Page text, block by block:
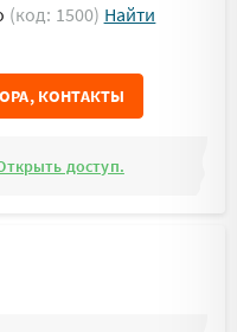
(код: 1500) Найти
КОНТАКТЫ
доступ.